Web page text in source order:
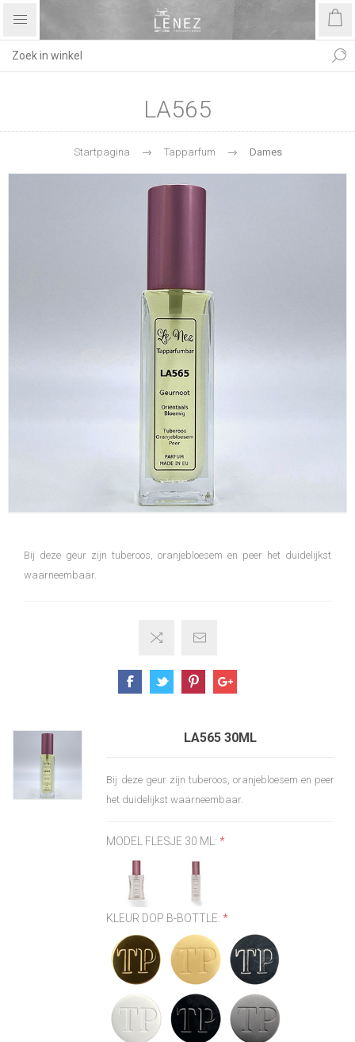
LA565
Startpagina Tapparfum Dames
Bij deze geur zijn tuberoos, oranjebloesem en peer het duidelijkst
waarneembaar.
LA565 30ML
Bij deze geur zijn tuberoos, oranjebloesem en peer
het duidelijkst waarneembaar.
MODEL FLESJE 30 ML:*
KLEUR DOP B-BOTTLE:*